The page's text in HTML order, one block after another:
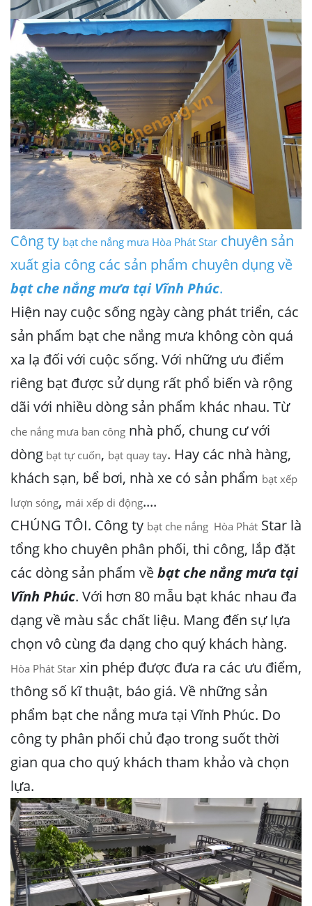
Công ty bạt che nắng mưa Hòa Phát Star chuyên sản
xuất gia công các sản phẩm chuyên dụng về
bạt che nắng mưa tại Vĩnh Phúc.
Hiện nay cuộc sống ngày càng phát triển, các
sản phẩm bạt che nắng mưa không còn quá
xa lạ đối với cuộc sống. Với những ưu điểm
riêng bạt được sử dụng rất phổ biến và rộng
dãi với nhiều dòng sản phẩm khác nhau. Từ
che nắng mưa ban công nhà phố, chung cư với
dòng bạt tự cuốn, bạt quay tay. Hay các nhà hàng,
khách sạn, bể bơi, nhà xe có sản phẩm bạt xếp
lượn sóng, mái xếp di động....
CHÚNG TÔI. Công ty bạt che nắng Hòa Phát Star là
tổng kho chuyên phân phối, thi công, lắp đặt
các dòng sản phẩm vềbạt che nắng mưa tại
Vĩnh Phúc. Với hơn 80 mẫu bạt khác nhau đa
dạng về màu sắc chất liệu. Mang đến sự lựa
chọn vô cùng đa dạng cho quý khách hàng.
Hòa Phát Star xin phép được đưa ra các ưu điểm,
thông số kĩ thuật, báo giá. Về những sản
phẩm bạt che nắng mưa tại Vĩnh Phúc. Do
công ty phân phối chủ đạo trong suốt thời
gian qua cho quý khách tham khảo và chọn
lựa.